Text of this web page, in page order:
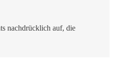
nachdrücklich auf, die